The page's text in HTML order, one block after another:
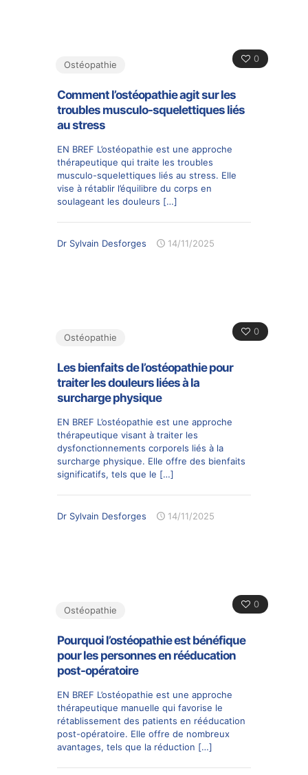
0
Ostéopathie
Comment l’ostéopathie agit sur les
troubles musculo-squelettiques liés
au stress
EN BREF L’ostéopathie est une approche
thérapeutique qui traite les troubles
musculo-squelettiques liés au stress. Elle
vise à rétablir l’équilibre du corps en
soulageant les douleurs […]
Dr Sylvain Desforges 14/11/2025
0
Ostéopathie
Les bienfaits de l’ostéopathie pour
traiter les douleurs liées à la
surcharge physique
EN BREF L’ostéopathie est une approche
thérapeutique visant à traiter les
dysfonctionnements corporels liés à la
surcharge physique. Elle offre des bienfaits
significatifs, tels que le […]
Dr Sylvain Desforges 14/11/2025
0
Ostéopathie
Pourquoi l’ostéopathie est bénéfique
pour les personnes en rééducation
post-opératoire
EN BREF L’ostéopathie est une approche
thérapeutique manuelle qui favorise le
rétablissement des patients en rééducation
post-opératoire. Elle offre de nombreux
avantages, tels que la réduction […]